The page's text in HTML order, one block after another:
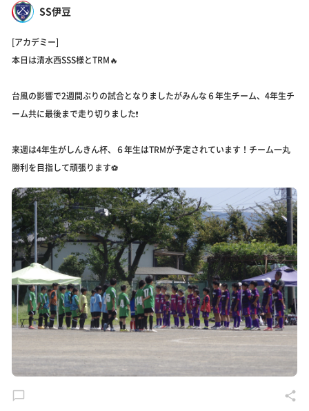
SS伊豆
[アカデミー]
本日は清水西SSS様とTRM🔥
台風の影響で2週間ぶりの試合となりましたがみんな６年生チーム、4年生チ
ーム共に最後まで走り切りました❗️
来週は4年生がしんきん杯、６年生はTRMが予定されています！チーム一丸
勝利を目指して頑張ります⚽️